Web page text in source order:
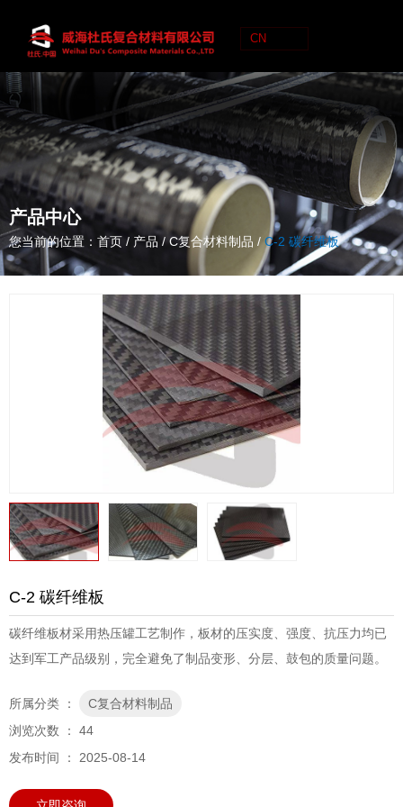
CN
C
产品中心
您当前的位置：首页 / 产品 /C复合材料制品 / C-2 碳纤维板
C-2 碳纤维板
碳纤维板材采用热压罐工艺制作，板材的压实度、强度、抗压力均已
达到军工产品级别，完全避免了制品变形、分层、鼓包的质量问题。
所属分类 ：
C复合材料制品
浏览次数 ： 44
发布时间 ： 2025-08-14